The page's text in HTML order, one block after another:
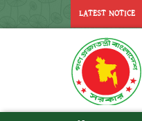
LATEST NOTICE